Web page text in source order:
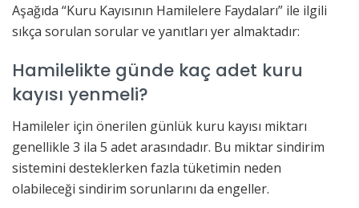
Aşağıda “Kuru Kayısının Hamilelere Faydaları” ile ilgili
sıkça sorulan sorular ve yanıtları yer almaktadır:
Hamilelikte günde kaç adet kuru
kayısı yenmeli?
Hamileler için önerilen günlük kuru kayısı miktarı
genellikle 3 ila 5 adet arasındadır. Bu miktar sindirim
sistemini desteklerken fazla tüketimin neden
olabileceği sindirim sorunlarını da engeller.